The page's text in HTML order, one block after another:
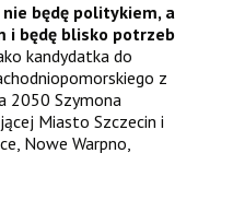
będę politykiem, a
i będę blisko potrzeb
kandydatka do
z
2050 Szymona
Miasto Szczecin i
Nowe Warpno,